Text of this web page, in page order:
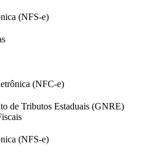
(NFS-e)
(NFC-e)
de Tributos Estaduais (GNRE)
(NFS-e)